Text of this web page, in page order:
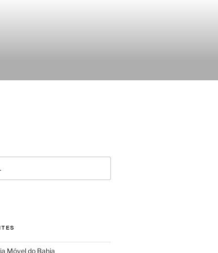
Móvel do Bahia